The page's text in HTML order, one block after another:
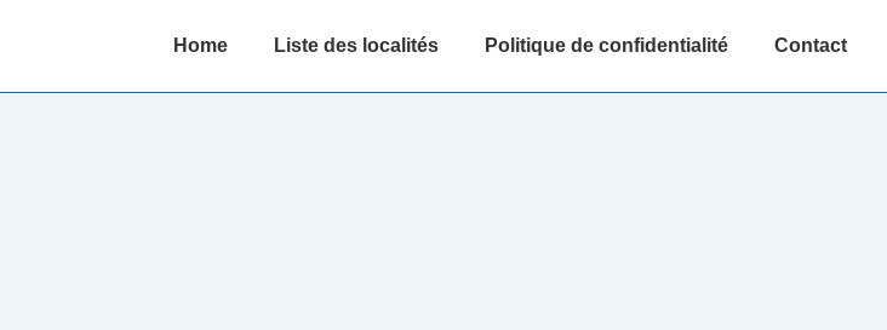
Main
Home Liste des localités Politique de confidentialité Contact